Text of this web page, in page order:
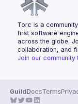
Torc is a
first software
across the globe.
collaboration, and
Join our community
GuildDocsTerms